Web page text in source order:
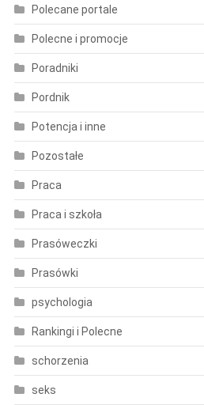
Polecane portale
Polecne i promocje
Poradniki
Pordnik
Potencja i inne
Pozostałe
Praca
Praca i szkoła
Prasóweczki
Prasówki
psychologia
Rankingi i Polecne
schorzenia
seks